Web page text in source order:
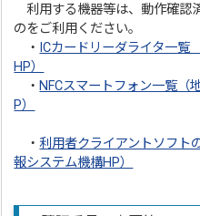
利用する機器等は、動作確認
のをご利用ください。
・ ICカードリーダライタ一覧
HP）
・ NFCスマートフォン一覧（
P）
・利用者クライアントソフト
報システム機構HP）